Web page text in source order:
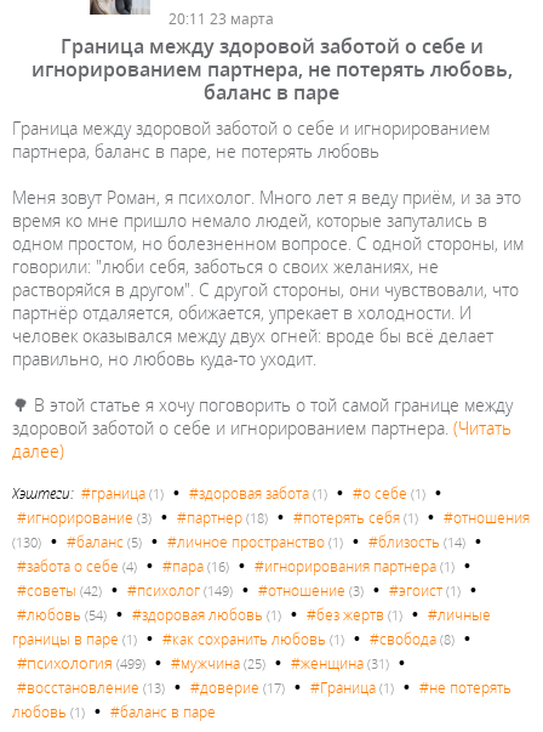
20:11 23 марта
Граница между здоровой заботой о себе и
игнорированием партнера, не потерять любовь,
баланс в паре
Граница между здоровой заботой о себе и игнорированием
партнера, баланс в паре, не потерять любовь
Меня зовут Роман, я психолог. Много лет я веду приём, и за это
время ко мне пришло немало людей, которые запутались в
одном простом, но болезненном вопросе. С одной стороны, им
говорили: "люби себя, заботься о своих желаниях, не
растворяйся в другом". С другой стороны, они чувствовали, что
партнёр отдаляется, обижается, упрекает в холодности. И
человек оказывался между двух огней: вроде бы всё делает
правильно, но любовь куда-то уходит.
🌳 В этой статье я хочу поговорить о той самой границе между
здоровой заботой о себе и игнорированием партнера. (Читать
далее)
Хэштеги: #граница (1) • #здоровая забота (1) • #о себе (1) •
#игнорирование (3) • #партнер (18) • #потерять себя (1) • #отношения
(130) • #баланс (5) • #личное пространство (1) • #близость (14) •
#забота о себе (4) • #пара (16) • #игнорирования партнера (1) •
#советы (42) • #психолог (149) • #отношение (3) • #эгоист(1) •
#любовь (54) • #здоровая любовь (1) • #без жертв (1) • #личные
границы в паре (1) • #как сохранить любовь (1) • #свобода (8) •
#психология (499) • #мужчина (25) • #женщина (31) •
#восстановление (13) • #доверие (17) • #Граница (1) • #не потерять
любовь (1) • #баланс в паре